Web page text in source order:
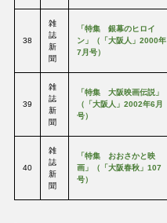
38
雑
誌
新
聞
「特集 銀幕のヒロイ
ン」（「大阪人」2000年
7月号）
39
雑
誌
新
聞
「特集 大阪映画伝説」
（「大阪人」2002年6月
号）
40
雑
誌
新
聞
「特集 おおさかと映
画」（「大阪春秋」107
号）